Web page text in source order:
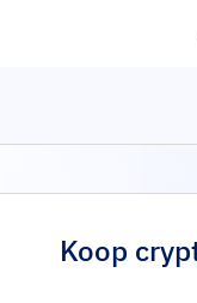
Koop